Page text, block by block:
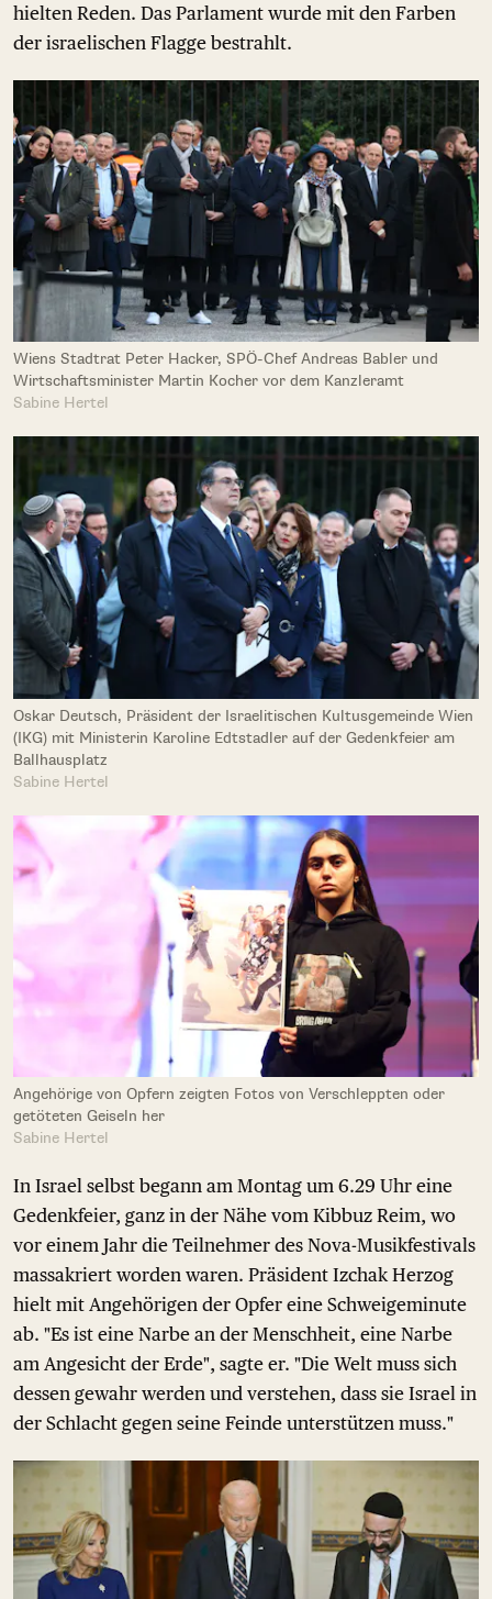
hielten Reden. Das Parlament wurde mit den Farben
der israelischen Flagge bestrahlt.
Wiens Stadtrat Peter Hacker, SPÖ-Chef Andreas Babler und
Wirtschaftsminister Martin Kocher vor dem Kanzleramt
Sabine Hertel
Oskar Deutsch, Präsident der Israelitischen Kultusgemeinde Wien
(IKG) mit Ministerin Karoline Edtstadler auf der Gedenkfeier am
Ballhausplatz
Sabine Hertel
Angehörige von Opfern zeigten Fotos von Verschleppten oder
getöteten Geiseln her
Sabine Hertel
In Israel selbst begann am Montag um 6.29 Uhr eine
Gedenkfeier, ganz in der Nähe vom Kibbuz Reim, wo
vor einem Jahr die Teilnehmer des Nova-Musikfestivals
massakriert worden waren. Präsident Izchak Herzog
hielt mit Angehörigen der Opfer eine Schweigeminute
ab. "Es ist eine Narbe an der Menschheit, eine Narbe
am Angesicht der Erde", sagte er. "Die Welt muss sich
dessen gewahr werden und verstehen, dass sie Israel in
der Schlacht gegen seine Feinde unterstützen muss."